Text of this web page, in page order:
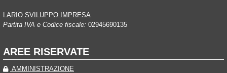
LARIO SVILUPPO IMPRESA
Partita IVA e Codice fiscale: 02945690135
AREE RISERVATE
AMMINISTRAZIONE